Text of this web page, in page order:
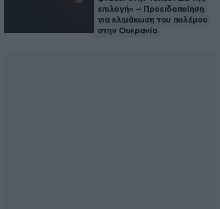
επιλογή» – Προειδοποίηση
για κλιμάκωση του πολέμου
στην Ουκρανία